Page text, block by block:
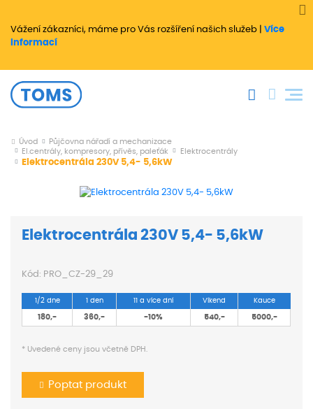
Vážení zákazníci, máme pro Vás rozšíření našich služeb | Více
informací
Úvod
Půjčovna nářadí a mechanizace
El.centrály, kompresory, přívěs, paleťák
Elektrocentrály
Elektrocentrála 230V 5,4- 5,6kW
Elektrocentrála 230V 5,4- 5,6kW
Kód: PRO_CZ-29_29
1/2 dne 1 den 11 a více dní Víkend Kauce
180,- 360,- -10% 540,- 5000,-
* Uvedené ceny jsou včetně DPH.
Poptat produkt